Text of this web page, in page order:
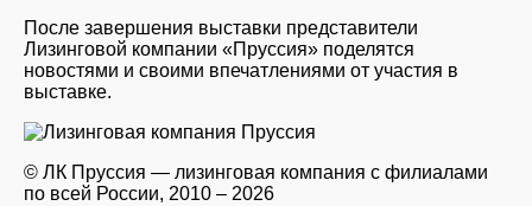
После завершения выставки представители
Лизинговой компании «Пруссия» поделятся
новостями и своими впечатлениями от участия в
выставке.
© ЛК Пруссия — лизинговая компания с филиалами
по всей России, 2010 – 2026